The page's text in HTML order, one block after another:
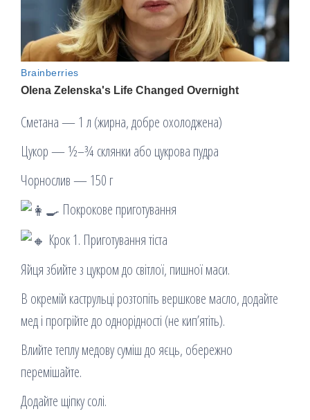
Сметана — 1 л (жирна, добре охолоджена)
Цукор — ½–¾ склянки або цукрова пудра
Чорнослив — 150 г
Покрокове приготування
Крок 1. Приготування тіста
Яйця збийте з цукром до світлої, пишної маси.
В окремій каструльці розтопіть вершкове масло, додайте
мед і прогрійте до однорідності (не кип’ятіть).
Влийте теплу медову суміш до яєць, обережно
перемішайте.
Додайте щіпку солі.